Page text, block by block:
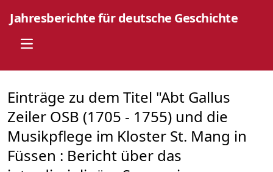
Jahresberichte für deutsche Geschichte
Open main menu
Einträge zu dem Titel "Abt Gallus
Zeiler OSB (1705 - 1755) und die
Musikpflege im Kloster St. Mang in
Füssen : Bericht über das